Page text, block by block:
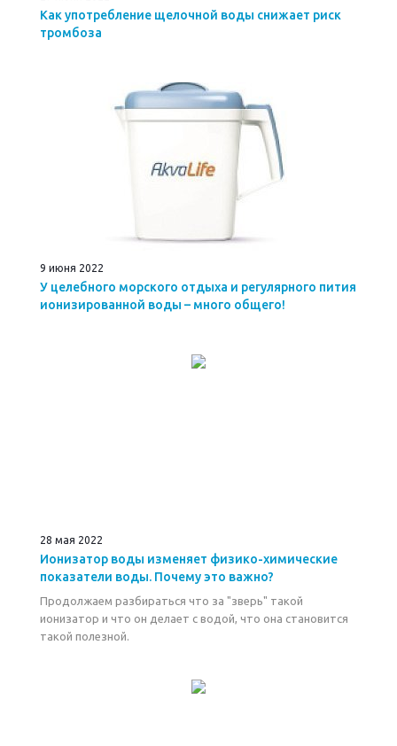
Как употребление щелочной воды снижает риск
тромбоза
9 июня 2022
У целебного морского отдыха и регулярного пития
ионизированной воды – много общего!
28 мая 2022
Ионизатор воды изменяет физико-химические
показатели воды. Почему это важно?
Продолжаем разбираться что за "зверь" такой
ионизатор и что он делает с водой, что она становится
такой полезной.